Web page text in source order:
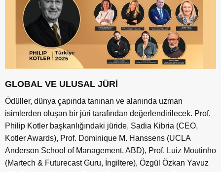
GLOBAL VE ULUSAL JÜRİ
Ödüller, dünya çapında tanınan ve alanında uzman
isimlerden oluşan bir jüri tarafından değerlendirilecek. Prof.
Philip Kotler başkanlığındaki jüride, Sadia Kibria (CEO,
Kotler Awards), Prof. Dominique M. Hanssens (UCLA
Anderson School of Management, ABD), Prof. Luiz Moutinho
(Martech & Futurecast Guru, İngiltere), Özgül Özkan Yavuz